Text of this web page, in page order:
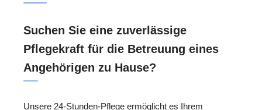
Suchen Sie eine zuverlässige
Pflegekraft für die Betreuung eines
Angehörigen zu Hause?
Unsere 24-Stunden-Pflege ermöglicht es Ihrem